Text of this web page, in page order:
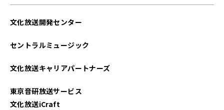
文化放送開発センター
セントラルミュージック
文化放送キャリアパートナーズ
東京音研放送サービス
文化放送iCraft